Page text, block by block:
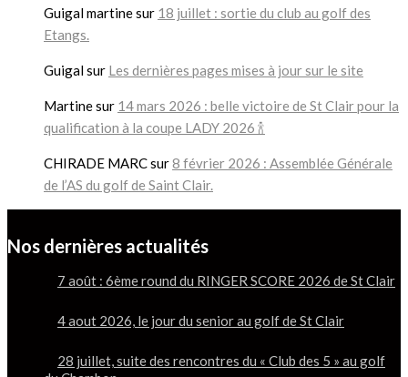
Guigal martinesur 18 juillet : sortie du club au golf des
Etangs.
Guigalsur Les dernières pages mises à jour sur le site
Martinesur 14 mars 2026 : belle victoire de St Clair pour la
qualification à la coupe LADY 2026 🍾
CHIRADE MARCsur8 février 2026 : Assemblée Générale
de l’AS du golf de Saint Clair.
Nos dernières actualités
7 août : 6ème round du RINGER SCORE 2026 de St Clair
4 aout 2026, le jour du senior au golf de St Clair
28 juillet, suite des rencontres du « Club des 5 » au golf